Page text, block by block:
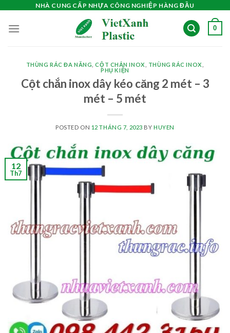
content
NHÀ CUNG CẤP NHỰA CÔNG NGHIỆP HÀNG ĐẦU
0
THÙNG RÁC ĐA NĂNG ,CỘT CHẮN INOX THÙNG RÁC INOX
PHỤ KIỆN
Cột chắn inox dây kéo căng 2 mét – 3
mét – 5 mét
POSTED ON 12 THÁNG 7, 2023 BY HUYEN
12
Th7